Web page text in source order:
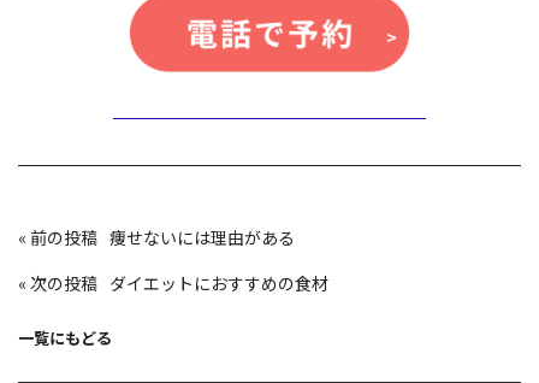
投
稿
ゲ
ョ
«
痩せないには理由がある
«
ダイエットにおすすめの食材
一覧にもどる